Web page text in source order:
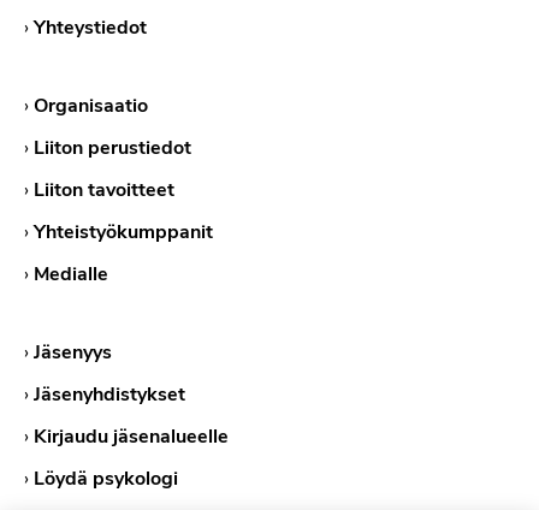
›Yhteystiedot
›Organisaatio
› Liiton perustiedot
› Liiton tavoitteet
›Yhteistyökumppanit
› Medialle
›Jäsenyys
›Jäsenyhdistykset
› Kirjaudu jäsenalueelle
› Löydä psykologi